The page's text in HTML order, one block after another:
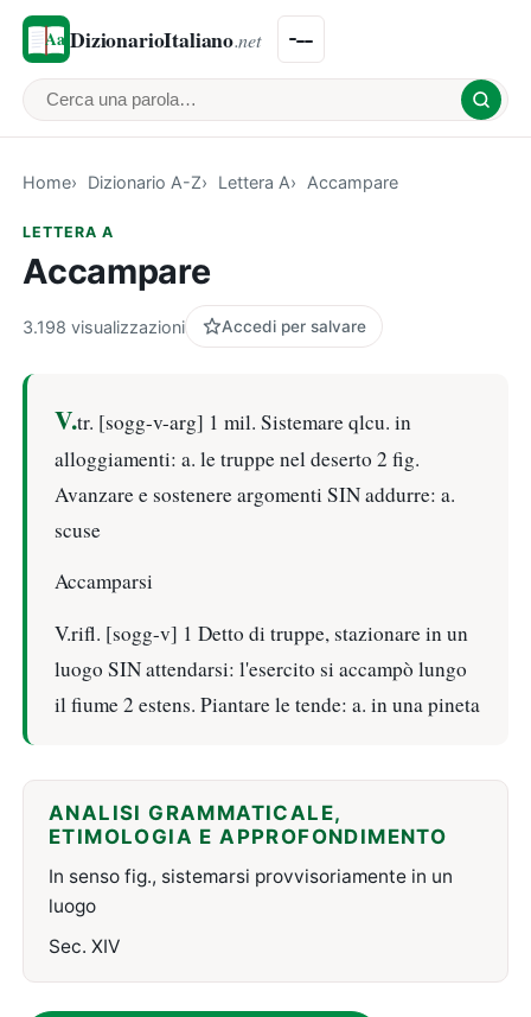
DizionarioItaliano.net
Cerca una parola
Home Dizionario A-Z Lettera A Accampare
LETTERA A
Accampare
3.198 visualizzazioni Accedi per salvare
V.tr. [sogg-v-arg] 1 mil. Sistemare qlcu. in
alloggiamenti: a. le truppe nel deserto 2 fig.
Avanzare e sostenere argomenti SIN addurre: a.
scuse
Accamparsi
V.rifl. [sogg-v] 1 Detto di truppe, stazionare in un
luogo SIN attendarsi: l'esercito si accampò lungo
il fiume 2 estens. Piantare le tende: a. in una pineta
ANALISI GRAMMATICALE,
ETIMOLOGIA E APPROFONDIMENTO
In senso fig., sistemarsi provvisoriamente in un
luogo
Sec. XIV